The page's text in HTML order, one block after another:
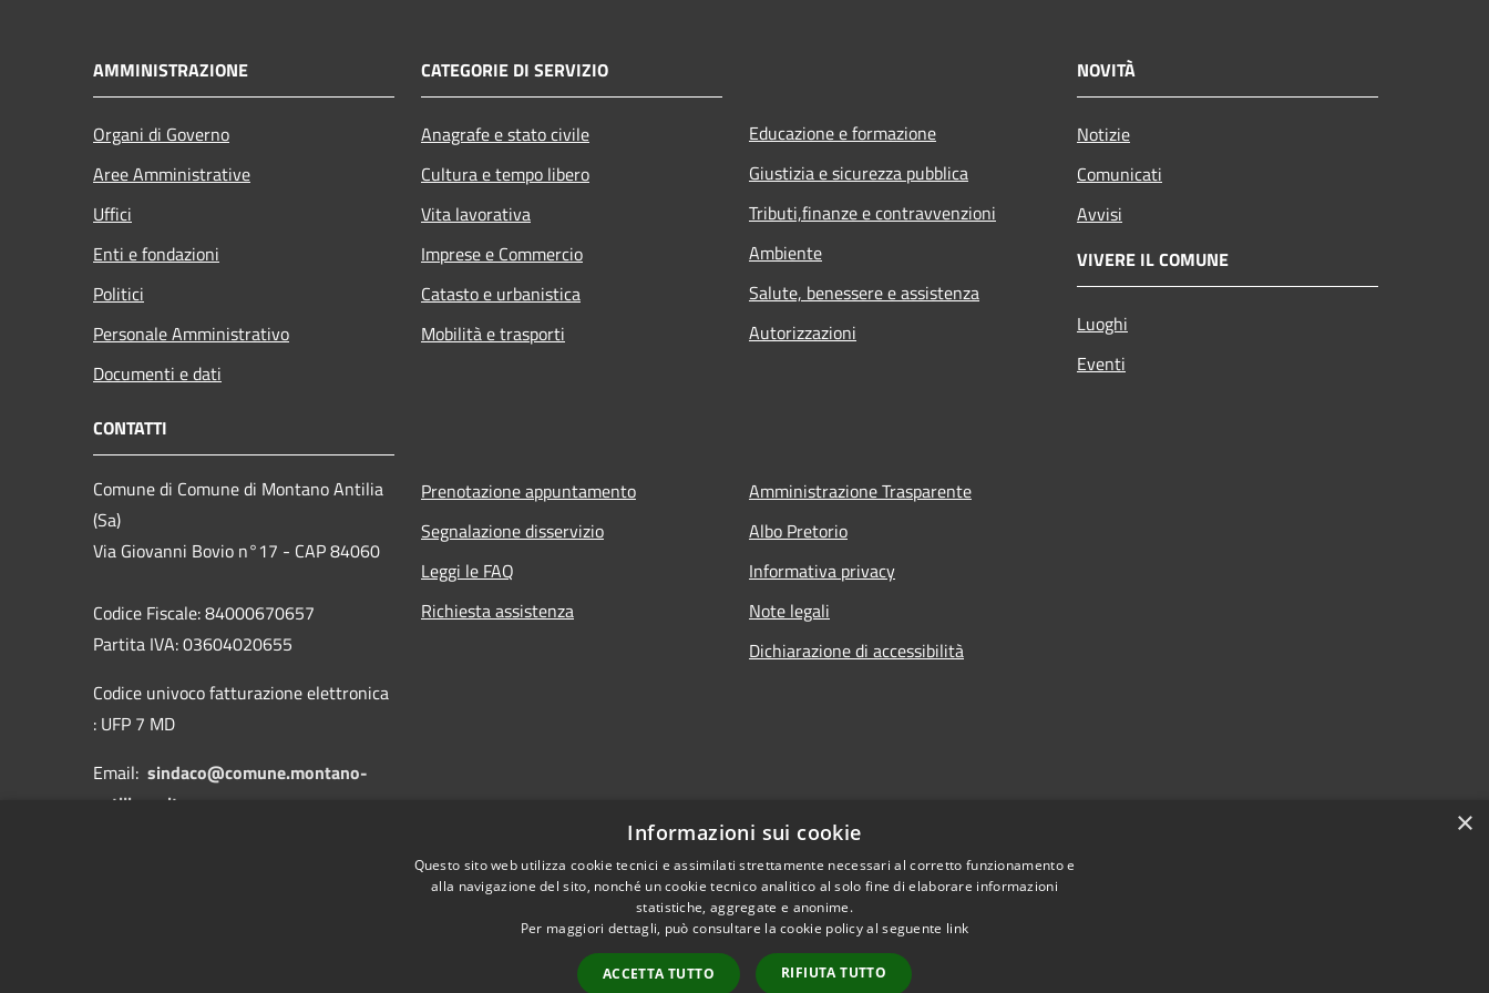
AMMINISTRAZIONE
Organi di Governo
Aree Amministrative
Uffici
Enti e fondazioni
Politici
Personale Amministrativo
Documenti e dati
CATEGORIE DI SERVIZIO
Anagrafe e stato civile
Cultura e tempo libero
Vita lavorativa
Imprese e Commercio
Catasto e urbanistica
Mobilità e trasporti
Educazione e formazione
Giustizia e sicurezza pubblica
Tributi,finanze e contravvenzioni
Ambiente
Salute, benessere e assistenza
Autorizzazioni
NOVITÀ
Notizie
Comunicati
Avvisi
VIVERE IL COMUNE
Luoghi
Eventi
CONTATTI
Comune di Comune di Montano Antilia
(Sa)
Via Giovanni Bovio n°17 - CAP 84060
Codice Fiscale: 84000670657
Partita IVA: 03604020655
Codice univoco fatturazione elettronica
: UFP 7 MD
Email: sindaco@comune.montano-
antilia.sa.it
Prenotazione appuntamento
Segnalazione disservizio
Leggi le FAQ
Richiesta assistenza
Amministrazione Trasparente
Albo Pretorio
Informativa privacy
Note legali
Dichiarazione di accessibilità
Copyright © 2026 • Comune di Montano Antilia • Powered by
×
Informazioni sui cookie
Questo sito web utilizza cookie tecnici e assimilati strettamente necessari al corretto funzionamento e
alla navigazione del sito, nonché un cookie tecnico analitico al solo fine di elaborare informazioni
statistiche, aggregate e anonime.
Per maggiori dettagli, può consultare la cookie policy al seguente link
ACCETTA TUTTO RIFIUTA TUTTO